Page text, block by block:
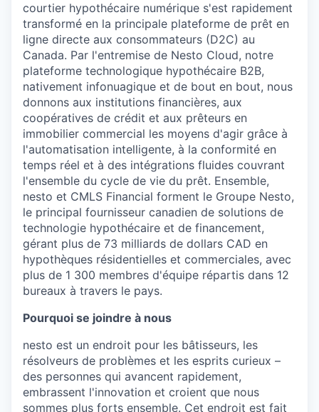
courtier hypothécaire numérique s'est rapidement
transformé en la principale plateforme de prêt en
ligne directe aux consommateurs (D2C) au
Canada. Par l'entremise de Nesto Cloud, notre
plateforme technologique hypothécaire B2B,
nativement infonuagique et de bout en bout, nous
donnons aux institutions financières, aux
coopératives de crédit et aux prêteurs en
immobilier commercial les moyens d'agir grâce à
l'automatisation intelligente, à la conformité en
temps réel et à des intégrations fluides couvrant
l'ensemble du cycle de vie du prêt. Ensemble,
nesto et CMLS Financial forment le Groupe Nesto,
le principal fournisseur canadien de solutions de
technologie hypothécaire et de financement,
gérant plus de 73 milliards de dollars CAD en
hypothèques résidentielles et commerciales, avec
plus de 1 300 membres d'équipe répartis dans 12
bureaux à travers le pays.
Pourquoi se joindre à nous
nesto est un endroit pour les bâtisseurs, les
résolveurs de problèmes et les esprits curieux –
des personnes qui avancent rapidement,
embrassent l'innovation et croient que nous
sommes plus forts ensemble. Cet endroit est fait